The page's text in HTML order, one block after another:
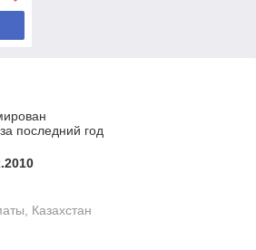
последний год
Казахстан